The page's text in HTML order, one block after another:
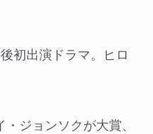
初出演ドラマ。ヒロ
ジョンソクが大賞、